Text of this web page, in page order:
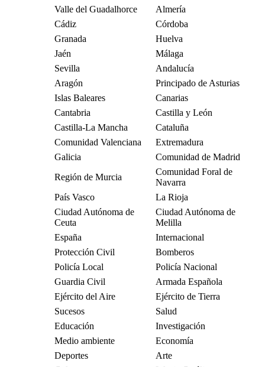
Valle del Guadalhorce
Almería
Cádiz
Córdoba
Granada
Huelva
Jaén
Málaga
Sevilla
Andalucía
Aragón
Principado de Asturias
Islas Baleares
Canarias
Cantabria
Castilla y León
Castilla-La Mancha
Cataluña
Comunidad Valenciana
Extremadura
Galicia
Comunidad de Madrid
Región de Murcia
Comunidad Foral de
Navarra
País Vasco
La Rioja
Ciudad Autónoma de
Ceuta
Ciudad Autónoma de
Melilla
España
Internacional
Protección Civil
Bomberos
Policía Local
Policía Nacional
Guardia Civil
Armada Española
Ejército del Aire
Ejército de Tierra
Sucesos
Salud
Educación
Investigación
Medio ambiente
Economía
Deportes
Arte